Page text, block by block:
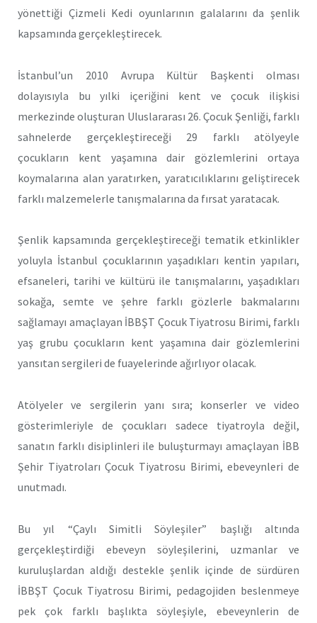
yönettiği Çizmeli Kedi oyunlarının galalarını da şenlik
kapsamında gerçekleştirecek.
İstanbul’un 2010 Avrupa Kültür Başkenti olması
dolayısıyla bu yılki içeriğini kent ve çocuk ilişkisi
merkezinde oluşturan Uluslararası 26. Çocuk Şenliği, farklı
sahnelerde gerçekleştireceği 29 farklı atölyeyle
çocukların kent yaşamına dair gözlemlerini ortaya
koymalarına alan yaratırken, yaratıcılıklarını geliştirecek
farklı malzemelerle tanışmalarına da fırsat yaratacak.
Şenlik kapsamında gerçekleştireceği tematik etkinlikler
yoluyla İstanbul çocuklarının yaşadıkları kentin yapıları,
efsaneleri, tarihi ve kültürü ile tanışmalarını, yaşadıkları
sokağa, semte ve şehre farklı gözlerle bakmalarını
sağlamayı amaçlayan İBBŞT Çocuk Tiyatrosu Birimi, farklı
yaş grubu çocukların kent yaşamına dair gözlemlerini
yansıtan sergileri de fuayelerinde ağırlıyor olacak.
Atölyeler ve sergilerin yanı sıra; konserler ve video
gösterimleriyle de çocukları sadece tiyatroyla değil,
sanatın farklı disiplinleri ile buluşturmayı amaçlayan İBB
Şehir Tiyatroları Çocuk Tiyatrosu Birimi, ebeveynleri de
unutmadı.
Bu yıl “Çaylı Simitli Söyleşiler” başlığı altında
gerçekleştirdiği ebeveyn söyleşilerini, uzmanlar ve
kuruluşlardan aldığı destekle şenlik içinde de sürdüren
İBBŞT Çocuk Tiyatrosu Birimi, pedagojiden beslenmeye
pek çok farklı başlıkta söyleşiyle, ebeveynlerin de